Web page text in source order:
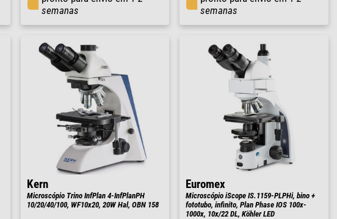
semanas
semanas
Kern
Microscópio Trino InfPlan 4-InfPlanPH
10/20/40/100, WF10x20, 20W Hal, OBN 158
Euromex
Microscópio iScope IS.1159-PLPHi, bino +
fototubo, infinito, Plan Phase IOS 100x-
1000x, 10x/22 DL, Köhler LED